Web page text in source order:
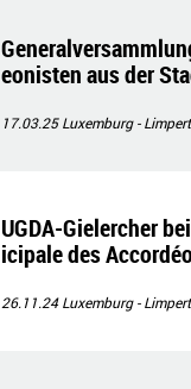
eonisten aus der
17.03.25Luxemburg -
UGDA-Gielercher
icipale des
26.11.24Luxemburg -